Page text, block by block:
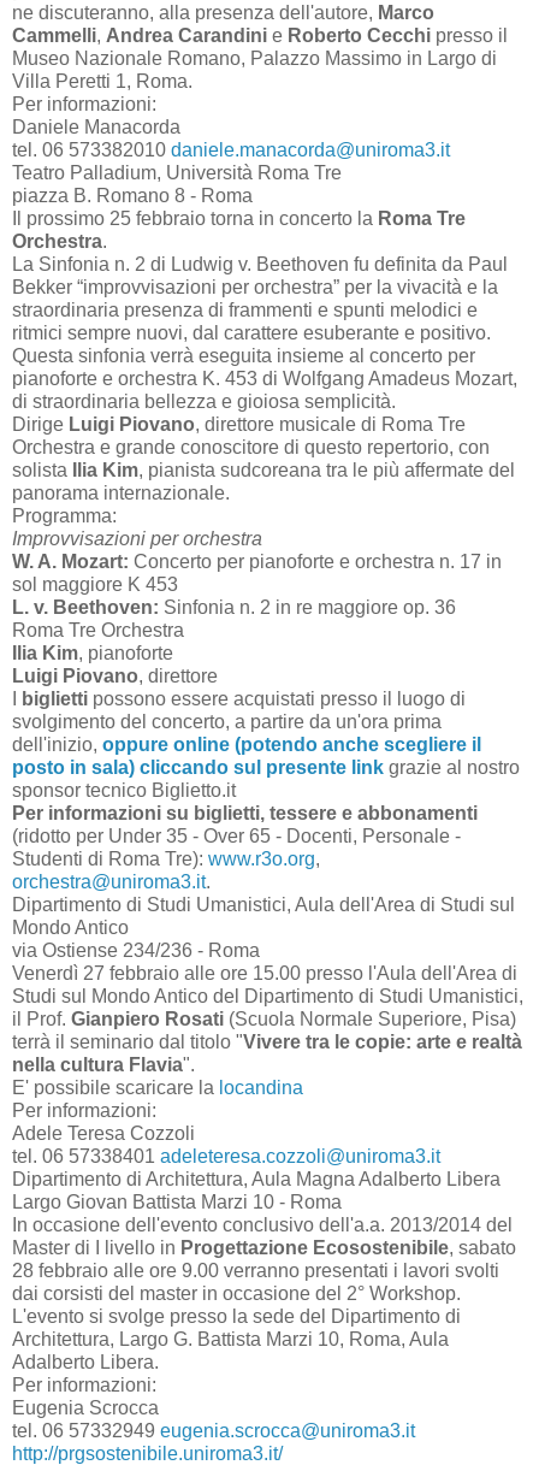
ne discuteranno, alla presenza dell'autore, Marco
Cammelli, Andrea Carandini e Roberto Cecchi presso il
Museo Nazionale Romano, Palazzo Massimo in Largo di
Villa Peretti 1, Roma.
Per informazioni:
Daniele Manacorda
tel. 06 573382010 daniele.manacorda@uniroma3.it
Teatro Palladium, Università Roma Tre
piazza B. Romano 8 - Roma
Il prossimo 25 febbraio torna in concerto la Roma Tre
Orchestra.
La Sinfonia n. 2 di Ludwig v. Beethoven fu definita da Paul
Bekker “improvvisazioni per orchestra” per la vivacità e la
straordinaria presenza di frammenti e spunti melodici e
ritmici sempre nuovi, dal carattere esuberante e positivo.
Questa sinfonia verrà eseguita insieme al concerto per
pianoforte e orchestra K. 453 di Wolfgang Amadeus Mozart,
di straordinaria bellezza e gioiosa semplicità.
Dirige Luigi Piovano, direttore musicale di Roma Tre
Orchestra e grande conoscitore di questo repertorio, con
solista
Ilia Kim, pianista sudcoreana tra le più affermate del
panorama internazionale.
Programma:
Improvvisazioni per orchestra
W. A. Mozart: Concerto per pianoforte e orchestra n. 17 in
sol maggiore K 453
L. v. Beethoven: Sinfonia n. 2 in re maggiore op. 36
Roma Tre Orchestra
Ilia Kim, pianoforte
Luigi Piovano, direttore
biglietti possono essere acquistati presso il luogo di
svolgimento del concerto, a partire da un'ora prima
dell'inizio, oppure online (potendo anche scegliere il
posto in sala) cliccando sul presente link grazie al nostro
sponsor tecnico Biglietto.it
Per informazioni su biglietti, tessere e abbonamenti
(ridotto per Under 35 - Over 65 - Docenti, Personale -
Studenti di Roma Tre): www.r3o.org,
orchestra@uniroma3.it.
Dipartimento di Studi Umanistici, Aula dell'Area di Studi sul
Mondo Antico
via Ostiense 234/236 - Roma
Venerdì 27 febbraio alle ore 15.00 presso l'Aula dell'Area di
Studi sul Mondo Antico del Dipartimento di Studi Umanistici,
il Prof. Gianpiero Rosati (Scuola Normale Superiore, Pisa)
terrà il seminario dal titolo "Vivere tra le copie: arte e realtà
nella cultura Flavia".
E' possibile scaricare la locandina
Per informazioni:
Adele Teresa Cozzoli
tel. 06 57338401 adeleteresa.cozzoli@uniroma3.it
Dipartimento di Architettura, Aula Magna Adalberto Libera
Largo Giovan Battista Marzi 10 - Roma
In occasione dell'evento conclusivo dell'a.a. 2013/2014 del
Master di I livello in Progettazione Ecosostenibile, sabato
28 febbraio alle ore 9.00 verranno presentati i lavori svolti
dai corsisti del master in occasione del 2° Workshop.
L'evento si svolge presso la sede del Dipartimento di
Architettura, Largo G. Battista Marzi 10, Roma, Aula
Adalberto Libera.
Per informazioni:
Eugenia Scrocca
tel. 06 57332949 eugenia.scrocca@uniroma3.it
http://prgsostenibile.uniroma3.it/